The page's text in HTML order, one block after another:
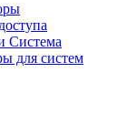
Система
для систем